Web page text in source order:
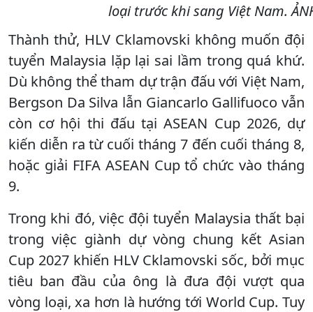
loại trước khi sang Việt Nam.
Thành thử, HLV Cklamovski không muốn đội
tuyển Malaysia lặp lại sai lầm trong quá khứ.
Dù không thể tham dự trận đấu với Việt Nam,
Bergson Da Silva lẫn Giancarlo Gallifuoco vẫn
còn cơ hội thi đấu tại ASEAN Cup 2026, dự
kiến diễn ra từ cuối tháng 7 đến cuối tháng 8,
hoặc giải FIFA ASEAN Cup tổ chức vào tháng
9.
Trong khi đó, việc đội tuyển Malaysia thất bại
trong việc giành dự vòng chung kết Asian
Cup 2027 khiến HLV Cklamovski sốc, bởi mục
tiêu ban đầu của ông là đưa đội vượt qua
vòng loại, xa hơn là hướng tới World Cup. Tuy